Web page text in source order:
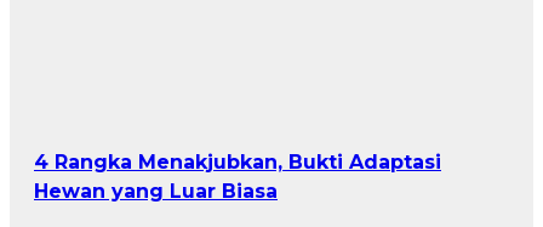
4 Rangka Menakjubkan, Bukti Adaptasi
Hewan yang Luar Biasa